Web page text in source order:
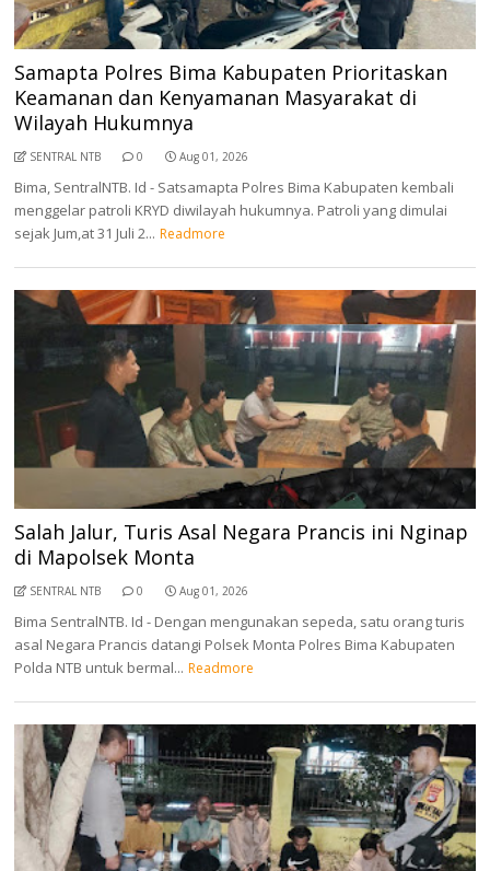
Samapta Polres Bima Kabupaten Prioritaskan
Keamanan dan Kenyamanan Masyarakat di
Wilayah Hukumnya
SENTRAL NTB 0 Aug 01, 2026
Bima, SentralNTB. Id - Satsamapta Polres Bima Kabupaten kembali
menggelar patroli KRYD diwilayah hukumnya. Patroli yang dimulai
sejak Jum,at 31 Juli 2... Readmore
Salah Jalur, Turis Asal Negara Prancis ini Nginap
di Mapolsek Monta
SENTRAL NTB 0 Aug 01, 2026
Bima SentralNTB. Id - Dengan mengunakan sepeda, satu orang turis
asal Negara Prancis datangi Polsek Monta Polres Bima Kabupaten
Polda NTB untuk bermal... Readmore